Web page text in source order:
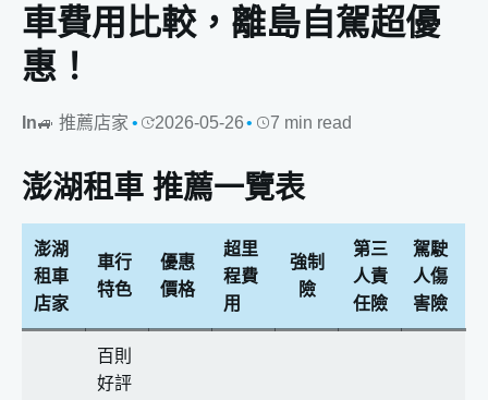
車費用比較，離島自駕超優
惠！
In🚙 推薦店家 2026-05-26 7 min read
澎湖租車 推薦一覽表
澎湖
租車
店家
車行
特色
優惠
價格
超里
程費
用
強制
險
第三
人責
任險
駕駛
人傷
害險
百則
好評